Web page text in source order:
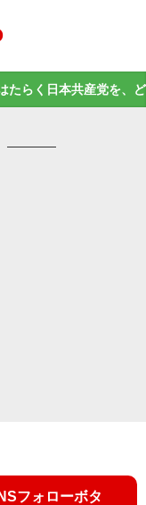
たらく日本共産党を、
フォローボタ